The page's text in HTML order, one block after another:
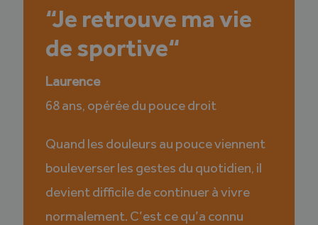
“Je retrouve ma vie
de sportive“
Laurence
68 ans, opérée du pouce droit
Quand les douleurs au pouce viennent
bouleverser les gestes du quotidien, il
devient difficile de continuer à vivre
normalement. C’est cequ’a connu